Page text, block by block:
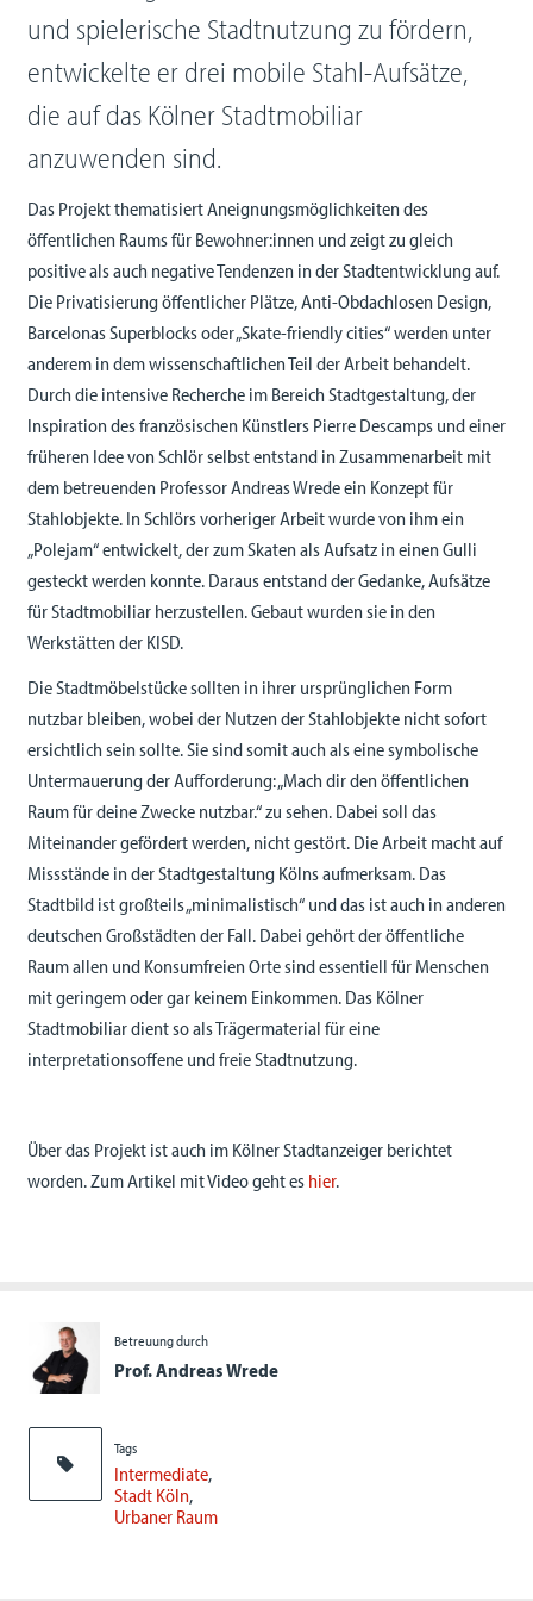
Betreuung durch
Prof. Andreas Wrede
Tags
Intermediate
Stadt Köln
Urbaner Raum
und spielerische Stadtnutzung zu fördern,
entwickelte er drei mobile Stahl-Aufsätze,
die auf das Kölner Stadtmobiliar
anzuwenden sind.
Das Projekt thematisiert Aneignungsmöglichkeiten des
öffentlichen Raums für Bewohner:innen und zeigt zu gleich
positive als auch negative Tendenzen in der Stadtentwicklung auf.
Die Privatisierung öffentlicher Plätze, Anti-Obdachlosen Design,
Barcelonas Superblocks oder „Skate-friendly cities“ werden unter
anderem in dem wissenschaftlichen Teil der Arbeit behandelt.
Durch die intensive Recherche im Bereich Stadtgestaltung, der
Inspiration des französischen Künstlers Pierre Descamps und einer
früheren Idee von Schlör selbst entstand in Zusammenarbeit mit
dem betreuenden Professor Andreas Wrede ein Konzept für
Stahlobjekte. In Schlörs vorheriger Arbeit wurde von ihm ein
„Polejam“ entwickelt, der zum Skaten als Aufsatz in einen Gulli
gesteckt werden konnte. Daraus entstand der Gedanke, Aufsätze
für Stadtmobiliar herzustellen. Gebaut wurden sie in den
Werkstätten der KISD.
Die Stadtmöbelstücke sollten in ihrer ursprünglichen Form
nutzbar bleiben, wobei der Nutzen der Stahlobjekte nicht sofort
ersichtlich sein sollte. Sie sind somit auch als eine symbolische
Untermauerung der Aufforderung: „Mach dir den öffentlichen
Raum für deine Zwecke nutzbar.“ zu sehen. Dabei soll das
Miteinander gefördert werden, nicht gestört. Die Arbeit macht auf
Missstände in der Stadtgestaltung Kölns aufmerksam. Das
Stadtbild ist großteils „minimalistisch“ und das ist auch in anderen
deutschen Großstädten der Fall. Dabei gehört der öffentliche
Raum allen und Konsumfreien Orte sind essentiell für Menschen
mit geringem oder gar keinem Einkommen. Das Kölner
Stadtmobiliar dient so als Trägermaterial für eine
interpretationsoffene und freie Stadtnutzung.
Über das Projekt ist auch im Kölner Stadtanzeiger berichtet
worden. Zum Artikel mit Video geht es hier.